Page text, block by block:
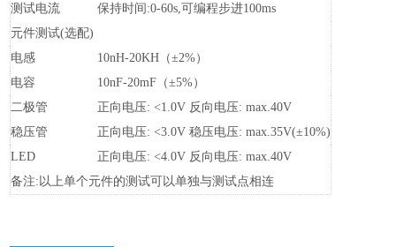
测试电流
保持时间:0-60s,可编程步进100ms
元件测试(选配)
电感
10nH-20KH（±2%）
电容
10nF-20mF（±5%）
二极管
正向电压: <1.0V 反向电压: max.40V
稳压管
正向电压: <3.0V 稳压电压: max.35V(±10%)
LED
正向电压: <4.0V 反向电压: max.40V
备注:以上单个元件的测试可以单独与测试点相连